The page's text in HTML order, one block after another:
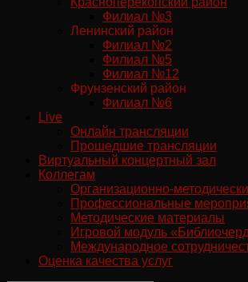
Филиал №3
Ленинский район
Филиал №2
Филиал №5
Филиал №12
Фрунзенский район
Филиал №6
Live
Онлайн трансляции
Прошедшие трансляции
Виртуальный концертный зал
Коллегам
Организационно-
Профессиональные
Методические материалы
Игровой модуль
Международное
Оценка качества услуг